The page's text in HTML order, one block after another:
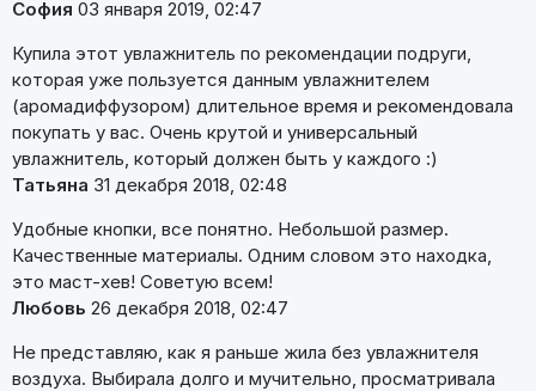
София 03 января 2019, 02:47
Купила этот увлажнитель по рекомендации подруги,
которая уже пользуется данным увлажнителем
(аромадиффузором) длительное время и рекомендовала
покупать у вас. Очень крутой и универсальный
увлажнитель, который должен быть у каждого :)
Татьяна 31 декабря 2018, 02:48
Удобные кнопки, все понятно. Небольшой размер.
Качественные материалы. Одним словом это находка,
это маст-хев! Советую всем!
Любовь 26 декабря 2018, 02:47
Не представляю, как я раньше жила без увлажнителя
воздуха. Выбирала долго и мучительно, просматривала